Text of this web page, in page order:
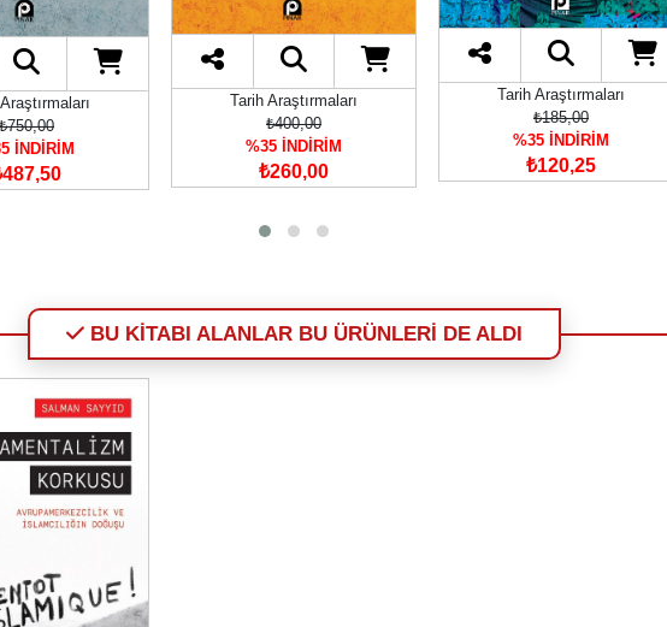
₺750,00
İNDİRİM
Tarih Araştırmaları
₺400,00
%35 İNDİRİM
₺260,00
Tarih Araştırmaları
₺185,00
%35 İNDİRİM
₺120,25
BU KİTABI ALANLAR BU ÜRÜNLERİ DE ALDI